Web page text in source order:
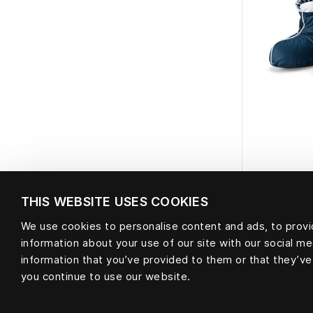
THIS WEBSITE USES COOKIES
We use cookies to personalise content and ads, to
information about your use of our site with our social
information that you’ve provided to them or that
you continue to use our website.